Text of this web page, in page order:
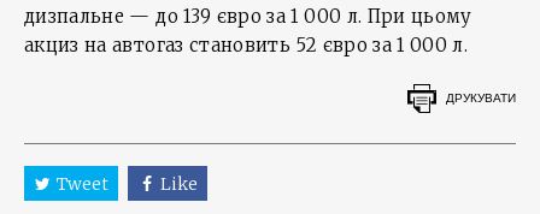
дизпальне — до 139 євро за 1 000 л. При цьому
акциз на автогаз становить 52 євро за 1 000 л.
ДРУКУВАТИ
Tweet Like